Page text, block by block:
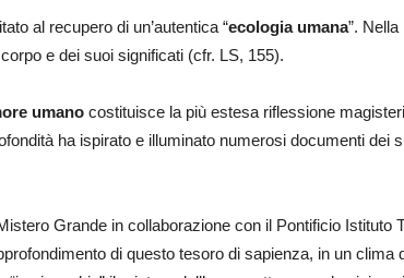
al recupero di un’autentica “ecologia umana”.
e dei suoi significati (cfr. LS, 155).
umano costituisce la più estesa riflessione
ha ispirato e illuminato numerosi documenti dei
Grande in collaborazione con il Pontificio Istituto
di questo tesoro di sapienza, in un clima